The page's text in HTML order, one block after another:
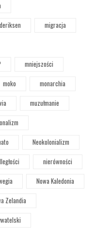
migracja
mniejszości
moko
monarchia
muzułmanie
Neokolonializm
nierówności
Nowa Kaledonia
Zelandia